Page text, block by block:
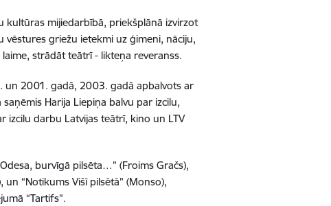
kultūras mijiedarbībā, priekšplānā izvirzot
vēstures griežu ietekmi uz ģimeni, nāciju,
strādāt teātrī - likteņa reveranss.
un 2001. gadā, 2003. gadā apbalvots ar
Harija Liepiņa balvu par izcilu,
izcilu darbu Latvijas teātrī, kino un LTV
burvīgā pilsēta…” (Froims Gračs),
un “Notikums Višī pilsētā” (Monso),
“Tartifs”.